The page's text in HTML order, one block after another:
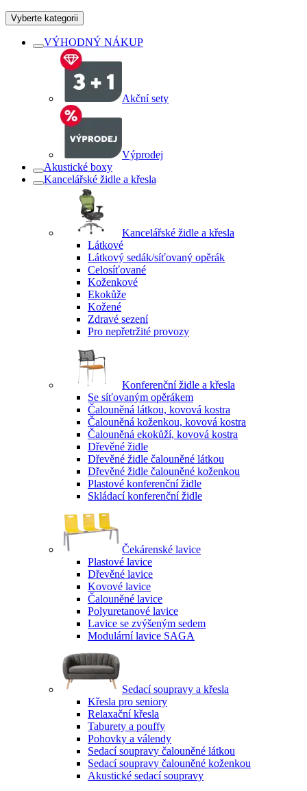
Vyberte kategorii
VÝHODNÝ NÁKUP
Akční sety
Výprodej
Akustické boxy
Kancelářské židle a křesla
Kancelářské židle a křesla
Látkové
Látkový sedák/síťovaný opěrák
Celosíťované
Koženkové
Ekokůže
Kožené
Zdravé sezení
Pro nepřetržité provozy
Konferenční židle a křesla
Se síťovaným opěrákem
Čalouněná látkou, kovová kostra
Čalouněná koženkou, kovová kostra
Čalouněná ekokůží, kovová kostra
Dřevěné židle
Dřevěné židle čalouněné látkou
Dřevěné židle čalouněné koženkou
Plastové konferenční židle
Skládací konferenční židle
Čekárenské lavice
Plastové lavice
Dřevěné lavice
Kovové lavice
Čalouněné lavice
Polyuretanové lavice
Lavice se zvýšeným sedem
Modulární lavice SAGA
Sedací soupravy a křesla
Křesla pro seniory
Relaxační křesla
Taburety a pouffy
Pohovky a válendy
Sedací soupravy čalouněné látkou
Sedací soupravy čalouněné koženkou
Akustické sedací soupravy